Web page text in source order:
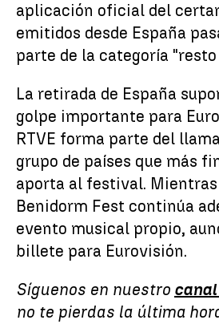
aplicación oficial del
emitidos desde España
parte de la categoría "resto
La retirada de España
golpe importante para
RTVE forma parte del
grupo de países que más
aporta al festival.
Benidorm Fest continúa
evento musical propio,
billete para Eurovisión.
Síguenos en nuestro
no te pierdas la última